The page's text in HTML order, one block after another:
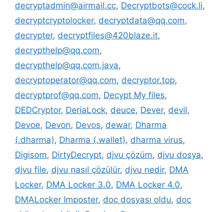
decryptadmin@airmail.cc, Decryptbots@cock.li,
decryptcryptolocker, decryptdata@qq.com,
decrypter, decryptfiles@420blaze.it,
decrypthelp@qq.com,
decrypthelp@qq.com.java,
decryptoperator@qq.com, decryptor.top,
decryptprof@qq.com, Decypt My files,
DEDCryptor, DeriaLock, deuce, Dever, devil,
Devoe, Devon, Devos, dewar, Dharma
(.dharma), Dharma (.wallet), dharma virus,
Digisom, DirtyDecrypt, djvu çözüm, djvu dosya,
djvu file, djvu nasıl çözülür, djvu nedir, DMA
Locker, DMA Locker 3.0, DMA Locker 4.0,
DMALocker Imposter, doc dosyası oldu, doc